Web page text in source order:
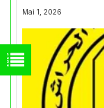
Mai 1, 2026